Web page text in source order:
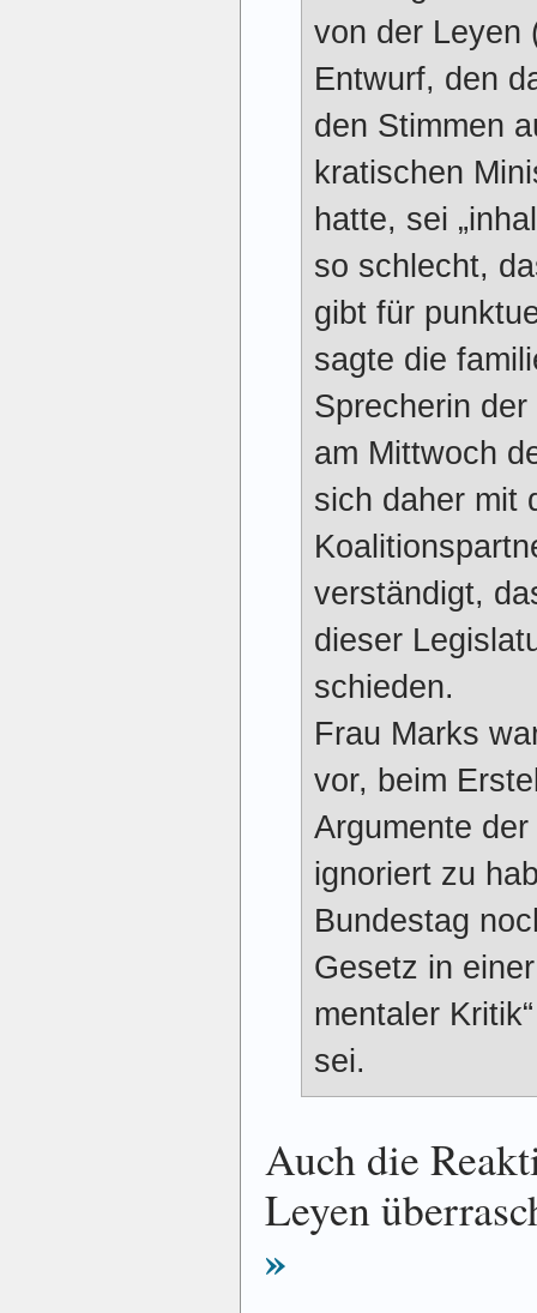
von der Leyen
Entwurf, den
den Stimmen
krati­schen
hatte, sei
so schlecht,
gibt für
sagte die
Sprecherin
am Mittwoch
sich daher mit
ver­stän­digt,
dieser
schieden.
Frau Marks
vor, beim
Argumente der
ignoriert zu
Bundes­tag
Gesetz in
men­ta­ler
sei.
Auch die
Leyen
»